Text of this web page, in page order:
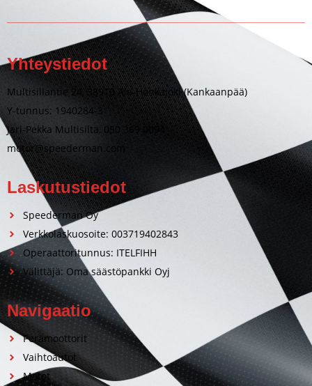
Yhteystiedot
Multisillantie 24, 38910 Ala-Honkajoki (Kankaanpää)
Y-tunnus: 1940284-3
Jari-Pekka Multisilta, 050 369 0094
motor@speederman.com
Laskutustiedot
Speederman Oy
Verkkolaskuosoite: 003719402843
Operaattoritunnus: ITELFIHH
Välittäjä: Oma säästöpankki Oyj
Navigaatio
Perämoottorit
Vaihtoautot
Motot